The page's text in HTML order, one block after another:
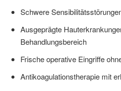
Schwere
Ausgeprägte
Behandlungsbereich
Frische operative Eingriffe
Antikoagulationstherapie mit